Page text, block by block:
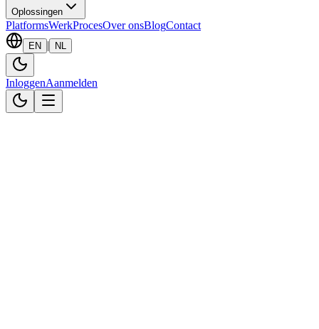
Oplossingen
PlatformsWerkProcesOver onsBlogContact
EN | NL
InloggenAanmelden